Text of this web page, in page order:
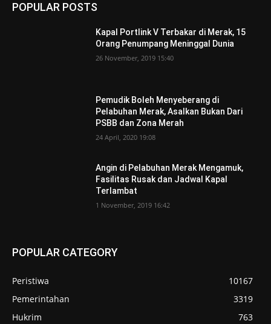
POPULAR POSTS
Kapal Portlink V Terbakar di Merak, 15
Orang Penumpang Meninggal Dunia
26 November, 2019 15:40
Pemudik Boleh Menyeberang di
Pelabuhan Merak, Asalkan Bukan Dari
PSBB dan Zona Merah
24 April, 2020 19:08
Angin di Pelabuhan Merak Mengamuk,
Fasilitas Rusak dan Jadwal Kapal
Terlambat
1 November, 2019 16:42
POPULAR CATEGORY
Peristiwa
10167
Pemerintahan
3319
Hukrim
763